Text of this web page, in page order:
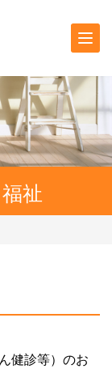
祉
健診等）のお